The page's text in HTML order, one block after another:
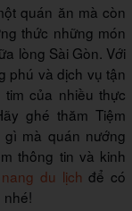
quán ăn mà còn
thức những món
lòng Sài Gòn. Với
phú và dịch vụ tận
của nhiều thực
ghé thăm Tiệm
mà quán nướng
thông tin và kinh
du lịch để có
nhé!